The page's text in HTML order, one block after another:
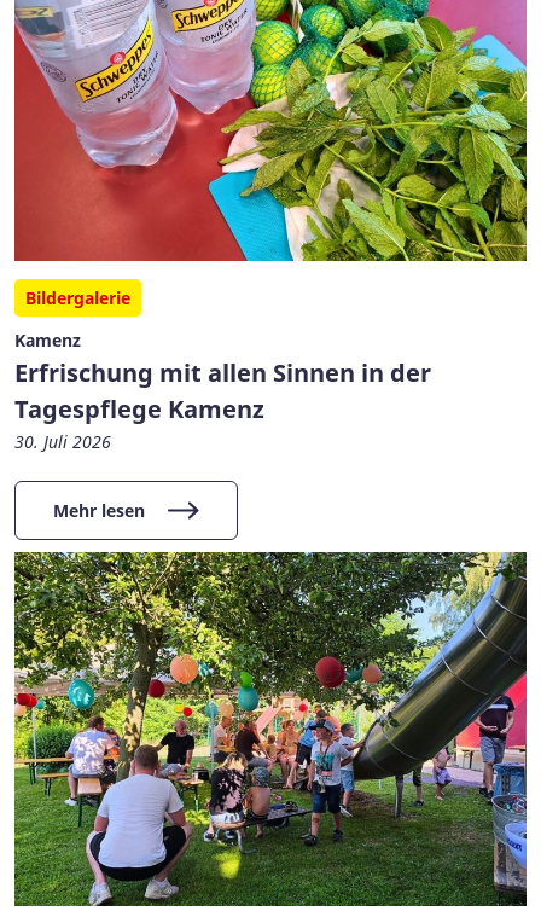
Bildergalerie
Kamenz
Erfrischung mit allen Sinnen in der
Tagespflege Kamenz
30. Juli 2026
Mehr lesen